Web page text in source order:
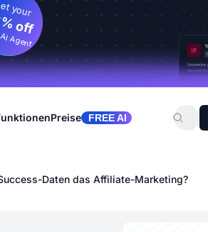
your
off
Agent
Preise FREE AI
Daten das Affiliate-Marketing?